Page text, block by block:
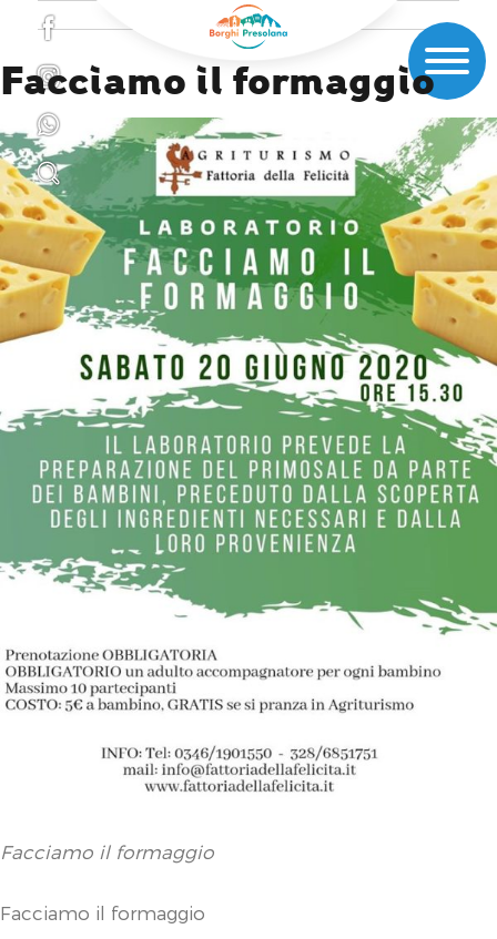
Facciamo il formaggio
Facciamo il formaggio
Facciamo il formaggio